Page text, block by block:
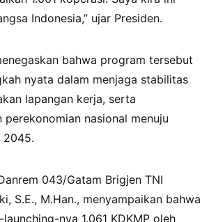
Indonesia,” ujar Presiden.
bahwa program tersebut
nyata dalam menjaga stabilitas
lapangan kerja, serta
perekonomian nasional menuju
2045.
043/Gatam Brigjen TNI
S.E., M.Han., menyampaikan bahwa
nya 1.061 KDKMP oleh